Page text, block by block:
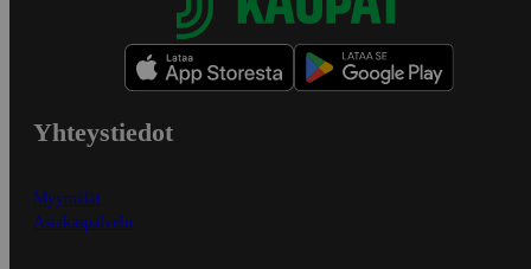
Yhteystiedot
Myymälät
Asiakaspalvelu